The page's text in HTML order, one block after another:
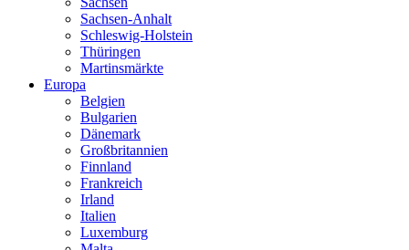
Sachsen-Anhalt
Schleswig-Holstein
Thüringen
Martinsmärkte
Europa
Belgien
Bulgarien
Dänemark
Großbritannien
Finnland
Frankreich
Irland
Italien
Luxemburg